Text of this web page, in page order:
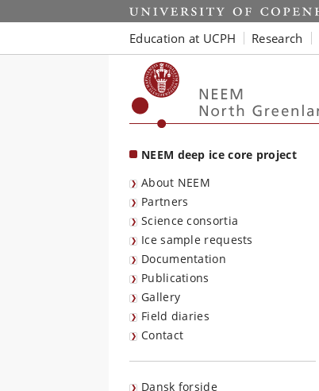
Start
Education at UCPH Research
NEEM deep ice core project
About NEEM
Partners
Science consortia
Ice sample requests
Documentation
Publications
Gallery
Field diaries
Contact
Dansk forside